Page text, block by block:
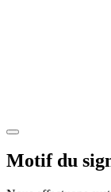
Motif du